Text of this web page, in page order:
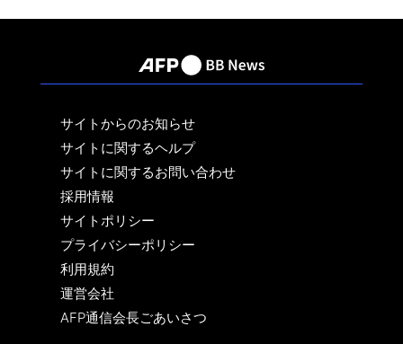
サイトからのお知らせ
サイトに関するヘルプ
サイトに関するお問い合わせ
採用情報
サイトポリシー
プライバシーポリシー
利用規約
運営会社
AFP通信会長ごあいさつ